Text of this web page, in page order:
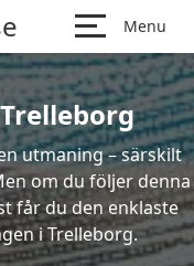
Menu
utmaning – särskilt
om du följer denna
får du den enklaste
i Trelleborg.